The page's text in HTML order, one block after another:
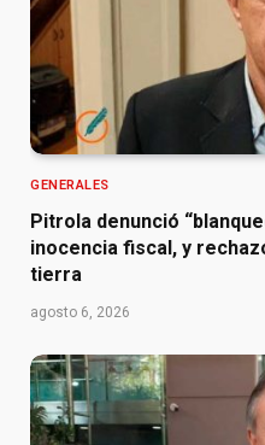
GENERALES
Pitrola denunció
inocencia fiscal, y
tierra
agosto 6, 2026